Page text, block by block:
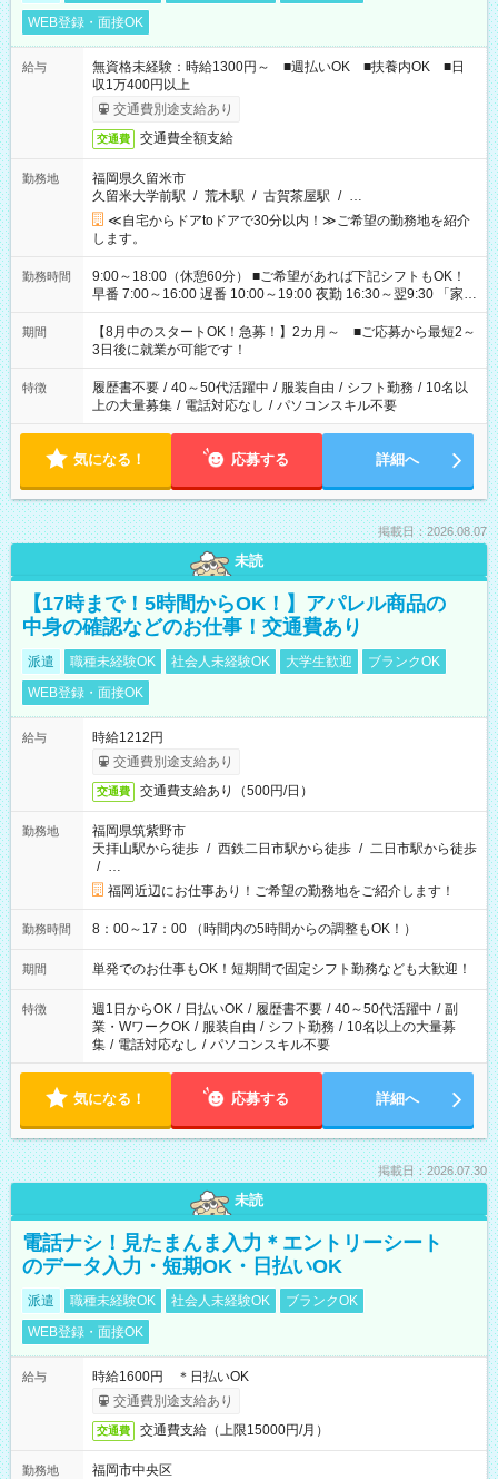
WEB登録・面接OK
給与
無資格未経験：時給1300円～ ■週払いOK ■扶養内OK ■日
収1万400円以上
交通費別途支給あり
交通費 交通費全額支給
勤務地
福岡県久留米市
久留米大学前駅 / 荒木駅 / 古賀茶屋駅 / …
≪自宅からドアtoドアで30分以内！≫ご希望の勤務地を紹介
します。
勤務時間
9:00～18:00（休憩60分） ■ご希望があれば下記シフトもOK！
早番 7:00～16:00 遅番 10:00～19:00 夜勤 16:30～翌9:30 「家族
と休みを合わせたい」 「余裕を持って夕飯の準備がしたい」
「できれば残業はしたくない」 など、ご希望を教えてください
ね。 ※Wワーク希望の方へ 今ご覧のお仕事で希望する勤務時間
と、もう1つのお仕事の勤務時間。 合計で週40時間を超える場
合は応募できません。
期間
【8月中のスタートOK！急募！】2カ月～ ■ご応募から最短2～
3日後に就業が可能です！
特徴 履歴書不要 / 40～50代活躍中 / 服装自由 / シフト勤務 / 10名以
上の大量募集 / 電話対応なし / パソコンスキル不要
気になる！ 応募する 詳細へ
掲載日：2026.08.07
未読
【17時まで！5時間からOK！】アパレル商品の
中身の確認などのお仕事！交通費あり
派遣 職種未経験OK 社会人未経験OK 大学生歓迎
ブランクOK
WEB登録・面接OK
給与
時給1212円
交通費別途支給あり
交通費 交通費支給あり（500円/日）
勤務地
福岡県筑紫野市
天拝山駅から徒歩 / 西鉄二日市駅から徒歩 / 二日市駅から徒歩
/ …
福岡近辺にお仕事あり！ご希望の勤務地をご紹介します！
勤務時間 8：00～17：00 （時間内の5時間からの調整もOK！）
期間 単発でのお仕事もOK！短期間で固定シフト勤務なども大歓迎！
特徴 週1日からOK / 日払いOK / 履歴書不要 / 40～50代活躍中 / 副
業・WワークOK / 服装自由 / シフト勤務 / 10名以上の大量募
集 / 電話対応なし / パソコンスキル不要
気になる！ 応募する 詳細へ
掲載日：2026.07.30
未読
電話ナシ！見たまんま入力＊エントリーシート
のデータ入力・短期OK・日払いOK
派遣 職種未経験OK 社会人未経験OK
ブランクOK
WEB登録・面接OK
給与
時給1600円 ＊日払いOK
交通費別途支給あり
交通費 交通費支給（上限15000円/月）
勤務地
福岡市中央区